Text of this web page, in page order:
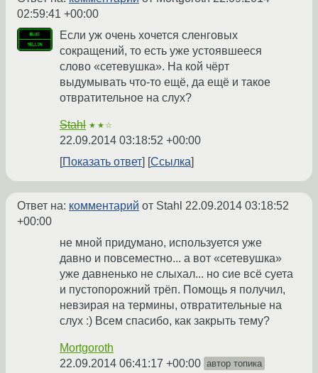
02:59:41 +00:00
Если уж очень хочется сленговых
сокращений, то есть уже устоявшееся
слово «сетевушка». На кой чёрт
выдумывать что-то ещё, да ещё и такое
отвратительное на слух?
Stahl ★★☆
22.09.2014 03:18:52 +00:00
Показать ответ
Ссылка
Ответ на: комментарий от Stahl 22.09.2014 03:18:52
+00:00
не мной придумано, используется уже
давно и повсеместно... а вот «сетевушка»
уже давненько не слыхал... но сие всё суета
и пустопорожний трёп. Помощь я получил,
невзирая на термины, отвратительные на
слух :) Всем спасибо, как закрыть тему?
Mortgoroth
22.09.2014 06:41:17 +00:00 автор топика